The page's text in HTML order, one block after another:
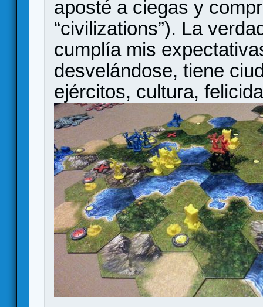
aposté a ciegas y
“civilizations”). La
cumplía mis
desvelándose, tiene
ejércitos, cultura,